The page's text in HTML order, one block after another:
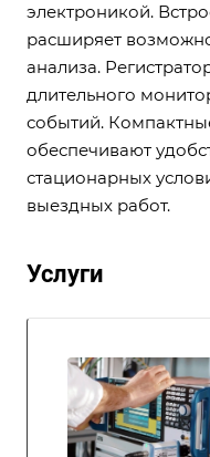
электроникой.
расширяет
анализа.
длительного
событий.
обеспечивают
стационарных
выездных работ.
Услуги